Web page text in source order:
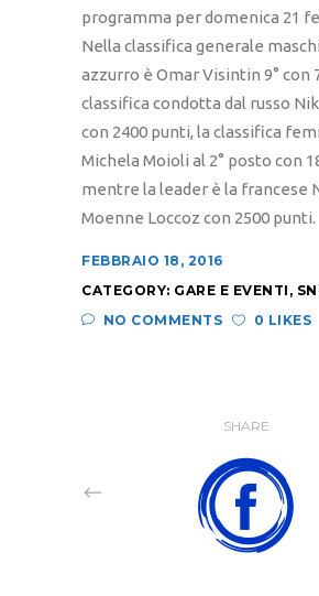
programma per domenica 21
Nella classifica generale
azzurro è Omar Visintin 9° con
classifica condotta dal russo
con 2400 punti, la classifica
Michela Moioli al 2° posto con
mentre la leader è la francese
Moenne Loccoz con 2500 punti.
FEBBRAIO 18, 2016
CATEGORY: GARE E EVENTI ,
NO COMMENTS
0 LIKES
SHARE